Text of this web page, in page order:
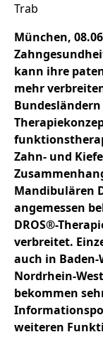
Trab
München,
kann ihre
mehr
Zahn- und
Mandibulären
angemessen
DROS®-
verbreitet.
auch in
Nordrhein-
bekommen
weiteren